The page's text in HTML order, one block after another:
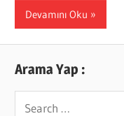
Devamını Oku
Arama Yap :